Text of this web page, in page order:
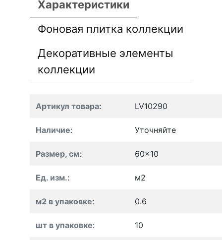
Характеристики
Фоновая плитка коллекции
Декоративные элементы
коллекции
Артикул товара: LV10290
Наличие: Уточняйте
Размер, см: 60x10
Ед. изм.: м2
м2 в упаковке: 0.6
шт в упаковке: 10